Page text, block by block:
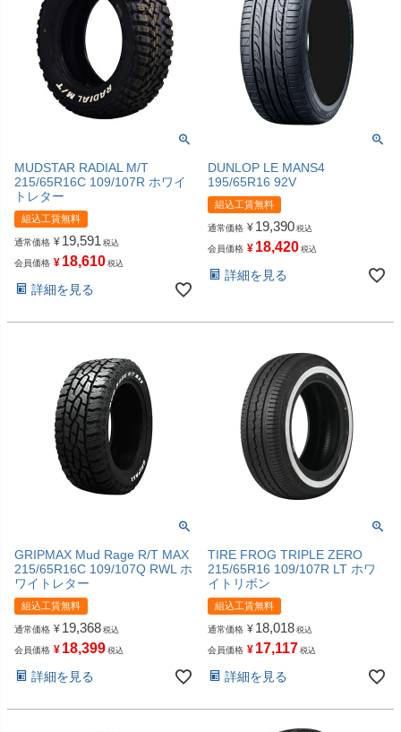
MUDSTAR RADIAL M/T
215/65R16C 109/107R ホワイ
トレター
組込工賃無料
通常価格 ¥ 19,591 税込
会員価格 ¥ 18,610 税込
詳細を見る
DUNLOP LE MANS4
195/65R16 92V
組込工賃無料
通常価格 ¥ 19,390 税込
会員価格 ¥ 18,420 税込
詳細を見る
GRIPMAX Mud Rage R/T MAX
215/65R16C 109/107Q RWL ホ
ワイトレター
組込工賃無料
通常価格 ¥ 19,368 税込
会員価格 ¥ 18,399 税込
詳細を見る
TIRE FROG TRIPLE ZERO
215/65R16 109/107R LT ホワ
イトリボン
組込工賃無料
通常価格 ¥ 18,018 税込
会員価格 ¥ 17,117 税込
詳細を見る